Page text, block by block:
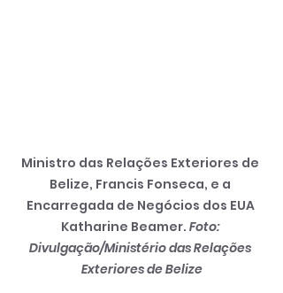
Ministro das Relações Exteriores de
Belize, Francis Fonseca, e a
Encarregada de Negócios dos EUA
Katharine Beamer. Foto:
Divulgação/Ministério das Relações
Exteriores de Belize